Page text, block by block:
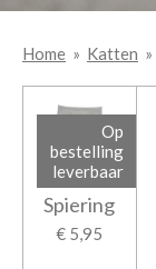
Home » Katten »
Op
bestelling
leverbaar
Spiering
€ 5,95